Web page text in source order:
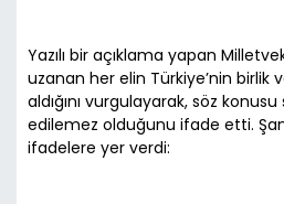
Yazılı bir açıklama yapan
uzanan her elin Türkiye’nin birlik
aldığını vurgulayarak, söz konusu
edilemez olduğunu ifade etti.
ifadelere yer verdi: